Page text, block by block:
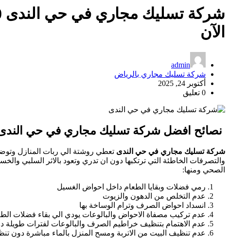
الآن
admin
شركة تسليك مجاري بالرياض
أكتوبر 24, 2025
0 تعليق
نصائح افضل شركة تسليك مجاري في حي
شركة تسليك مجاري في حي الندى تعطي روشتة الي ربات المنازل
والتصرفات الخاطئة التي ترتكبها دون ان تدري وتعود بالاثر السلبي
الصحي ومنها:
رمي فضلات وبقايا الطعام داخل احواض الغسيل
عدم التخلص من الدهون والزيوت
انسداد احواض الصرف وترام الوساخة بها
عدم تركيب مصفاة الاحواض والبالوعات يودي الي بقاء فضلات
عدم الاهتمام بتنظيف خراطيم الصرف والبالوعات لفترات طويلة
عدم تنظيف البيت من الاتربة ومسح المنزل بالماء مباشرة دون